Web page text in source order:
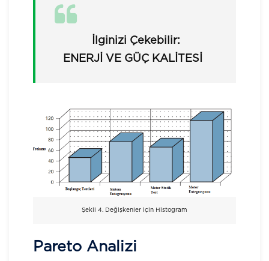
İlginizi Çekebilir:
ENERJI VE GÜÇ KALITESI
Şekil 4. Değişkenler için Histogram
Pareto Analizi